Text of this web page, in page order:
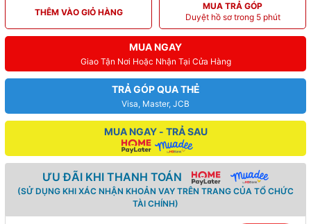
THÊM VÀO GIỎ HÀNG
MUA TRẢ GÓP
Duyệt hồ sơ trong 5 phút
MUA NGAY
Giao Tận Nơi Hoặc Nhận Tại Cửa Hàng
TRẢ GÓP QUA THẺ
Visa, Master, JCB
MUA NGAY - TRẢ SAU
ƯU ĐÃI KHI THANH TOÁN
(SỬ DỤNG KHI XÁC NHẬN KHOẢN VAY TRÊN TRANG CỦA TỔ CHỨC
TÀI CHÍNH)